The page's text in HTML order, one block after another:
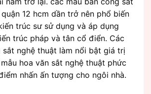
12 hcm dần trở nên phổ biến
trúc sư sử dụng và áp dụng
trúc pháp và tân cổ điển. Các
sắt nghệ thuật làm nổi bật giá trị
hoa văn sắt nghệ thuật phức
nhấn ấn tượng cho ngôi nhà.